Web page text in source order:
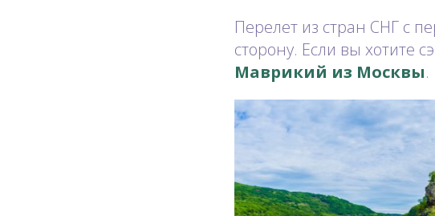
Перелет из стран СНГ с
сторону. Если вы хотите
Маврикий из Москвы.